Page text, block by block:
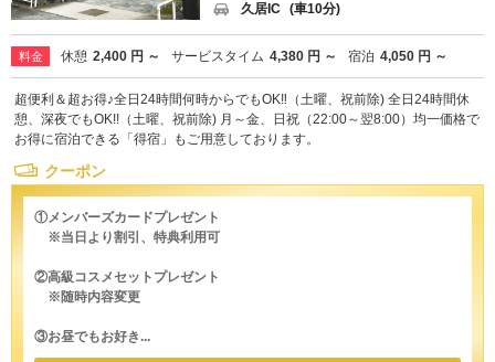
久居IC (車10分)
料金 休憩 2,400 円 ～ サービスタイム 4,380 円 ～ 宿泊 4,050 円 ～
超便利＆超お得♪全日24時間何時からでもOK‼（土曜、祝前除) 全日24時間休
憩、深夜でもOK!!（土曜、祝前除) 月～金、日祝（22:00～翌8:00）均一価格で
お得に宿泊できる「得宿」もご用意しております。
クーポン
①メンバーズカードプレゼント
※当日より割引、特典利用可
②高級コスメセットプレゼント
※随時内容変更
③お昼でもお好き...